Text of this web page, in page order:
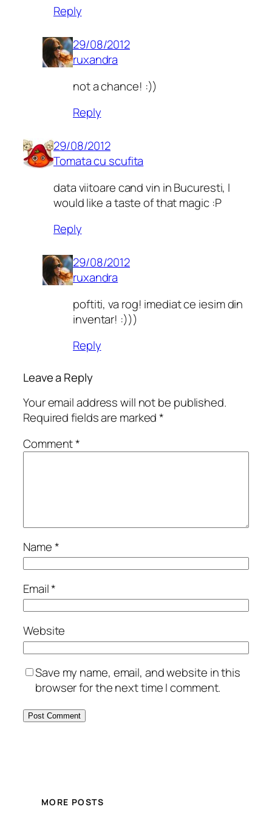
Reply
29/08/2012
ruxandra
not a chance! :))
Reply
29/08/2012
Tomata cu scufita
data viitoare cand vin in Bucuresti, I
would like a taste of that magic :P
Reply
29/08/2012
ruxandra
poftiti, va rog! imediat ce iesim din
inventar! :)))
Reply
Leave a Reply
Your email address will not be published.
Required fields are marked*
Comment*
Name*
Email*
Website
Save my name, email, and website in this
browser for the next time I comment.
MORE POSTS